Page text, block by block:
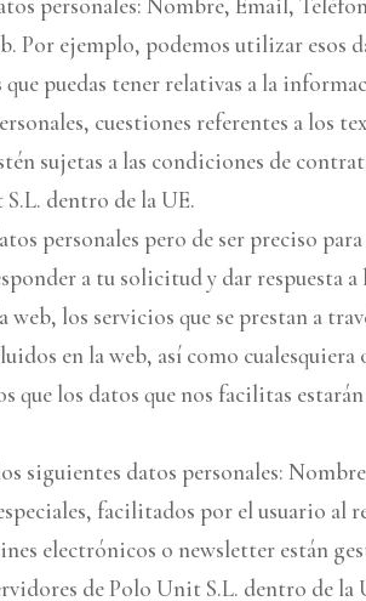
Por ejemplo, podemos utilizar esos
puedas tener relativas a la
cuestiones referentes a los
sujetas a las condiciones de
dentro de la UE.
personales pero de ser preciso
a tu solicitud y dar respuesta
los servicios que se prestan a
en la web, así como
los datos que nos facilitas
siguientes datos personales:
facilitados por el usuario al
electrónicos o newsletter están
de Polo Unit S.L. dentro de la